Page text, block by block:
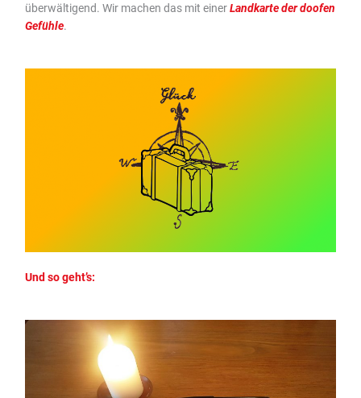
überwältigend. Wir machen das mit einerLandkarte der doofen
Gefühle.
Und so geht’s: